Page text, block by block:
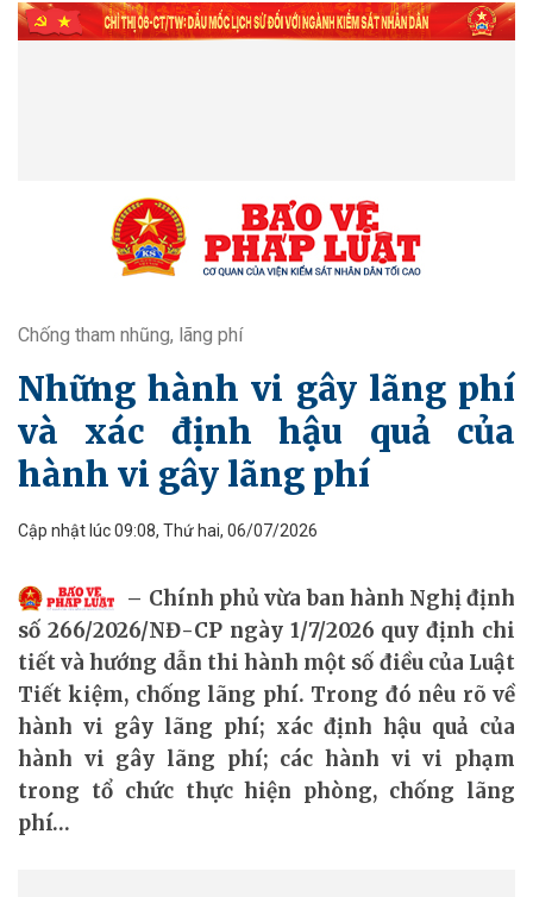
Chống tham nhũng, lãng phí
Những hành vi gây lãng phí
và xác định hậu quả của
hành vi gây lãng phí
Cập nhật lúc 09:08, Thứ hai, 06/07/2026
Chính phủ vừa ban hành Nghị định
số 266/2026/NĐ-CP ngày 1/7/2026 quy định chi
tiết và hướng dẫn thi hành một số điều của Luật
Tiết kiệm, chống lãng phí. Trong đó nêu rõ về
hành vi gây lãng phí; xác định hậu quả của
hành vi gây lãng phí; các hành vi vi phạm
trong tổ chức thực hiện phòng, chống lãng
phí…